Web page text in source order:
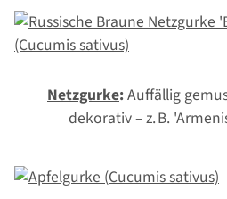
Netzgurke:Auffällig
dekorativ – z. B.